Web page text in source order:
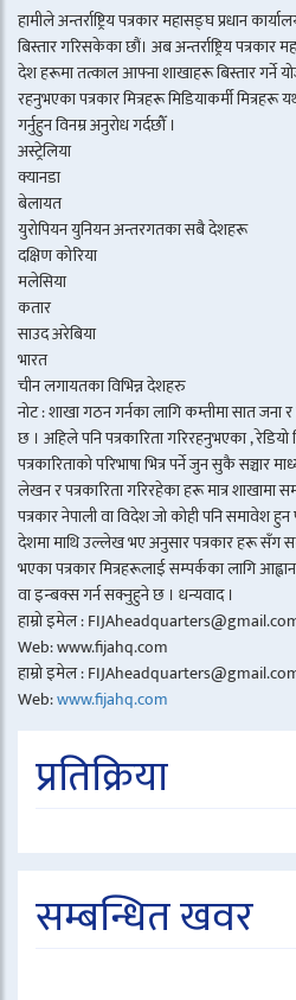
हामीले अन्तर्राष्ट्रिय पत्रकार महासङ्घ प्रधान
बिस्तार गरिसकेका छौं। अब अन्तर्राष्ट्रिय
देश हरूमा तत्काल आफ्ना शाखाहरू बिस्तार गर्ने
रहनुभएका पत्रकार मित्रहरू मिडियाकर्मी मित्रहरू
गर्नुहुन विनम्र अनुरोध गर्दछौँ ।
अस्ट्रेलिया
क्यानडा
बेलायत
युरोपियन युनियन अन्तरगतका सबै देशहरू
दक्षिण कोरिया
मलेसिया
कतार
साउद अरेबिया
भारत
चीन लगायतका विभिन्न देशहरु
नोट : शाखा गठन गर्नका लागि कम्तीमा सात जना
छ । अहिले पनि पत्रकारिता गरिरहनुभएका , रेडियो
पत्रकारिताको परिभाषा भित्र पर्ने जुन सुकै सञ्चार
लेखन र पत्रकारिता गरिरहेका हरू मात्र शाखामा
पत्रकार नेपाली वा विदेश जो कोही पनि
देशमा माथि उल्लेख भए अनुसार पत्रकार हरू सँग
भएका पत्रकार मित्रहरूलाई सम्पर्कका लागि
वा इन्बक्स गर्न सक्नुहुने छ । धन्यवाद ।
हाम्रो इमेल :
Web: www.fijahq.com
हाम्रो इमेल :
Web:www.fijahq.com
प्रतिक्रिया
सम्बन्धित खवर